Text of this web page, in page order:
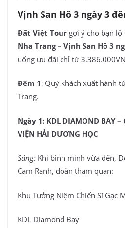
Vịnh San Hô 3 ngày 3
Đất Việt Tour gợi ý cho bạn lộ
Nha Trang – Vịnh San Hô 3
uổng ưu đãi chỉ từ
Đêm 1: Quý khách xuất hành
Trang.
Ngày 1: KDL DIAMOND BAY –
VIỆN HẢI DƯƠNG HỌC
Sáng: Khi bình minh vừa đến,
Cam Ranh, đoàn tham quan:
Khu Tưởng Niệm Chiến Sĩ Gạc
KDL Diamond Bay